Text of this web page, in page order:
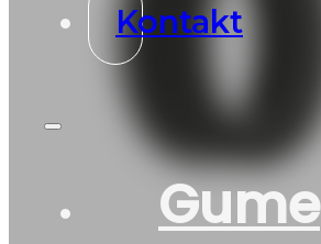
Kontakt
Gume